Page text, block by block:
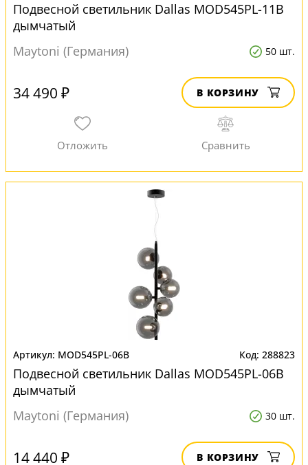
Подвесной светильник Dallas MOD545PL-11B
дымчатый
Maytoni (Германия)
50 шт.
34 490 ₽ В КОРЗИНУ
MOD545PL-06B 288823
Подвесной светильник Dallas MOD545PL-06B
дымчатый
Maytoni (Германия)
30 шт.
14 440 ₽ В КОРЗИНУ